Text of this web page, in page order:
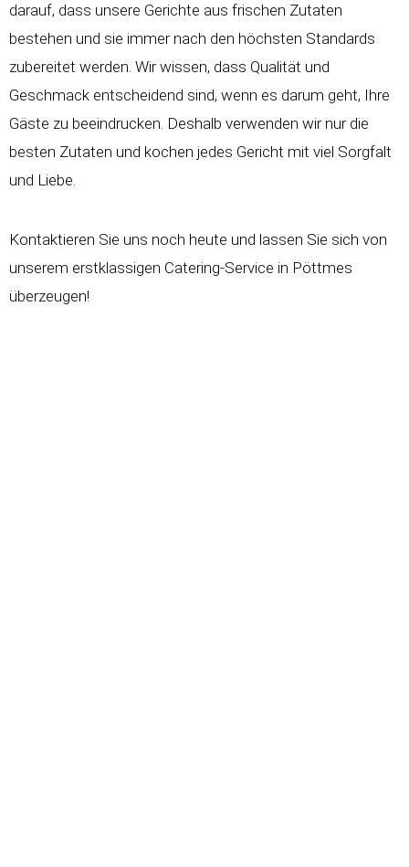
darauf, dass unsere Gerichte aus frischen Zutaten
bestehen und sie immer nach den höchsten Standards
zubereitet werden. Wir wissen, dass Qualität und
Geschmack entscheidend sind, wenn es darum geht, Ihre
Gäste zu beeindrucken. Deshalb verwenden wir nur die
besten Zutaten und kochen jedes Gericht mit viel Sorgfalt
und Liebe.
Kontaktieren Sie uns noch heute und lassen Sie sich von
unserem erstklassigen Catering-Service in Pöttmes
überzeugen!